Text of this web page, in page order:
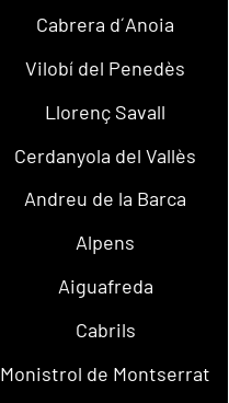
Cabrera d´Anoia
Vilobí del Penedès
Llorenç Savall
Cerdanyola del Vallès
Andreu de la Barca
Alpens
Aiguafreda
Cabrils
Monistrol de Montserrat